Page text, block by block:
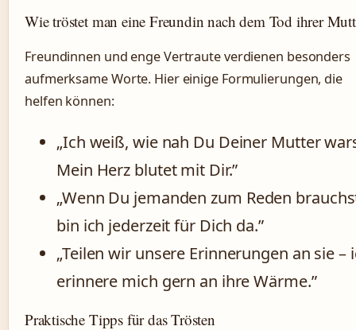
Wie tröstet man eine Freundin nach dem Tod ihrer
Freundinnen und enge Vertraute verdienen besonders
aufmerksame Worte. Hier einige Formulierungen, die
helfen können:
„Ich weiß, wie nah Du Deiner Mutter
Mein Herz blutet mit Dir.”
„Wenn Du jemanden zum Reden
bin ich jederzeit für Dich da.”
„Teilen wir unsere Erinnerungen an sie –
erinnere mich gern an ihre Wärme.”
Praktische Tipps für das Trösten